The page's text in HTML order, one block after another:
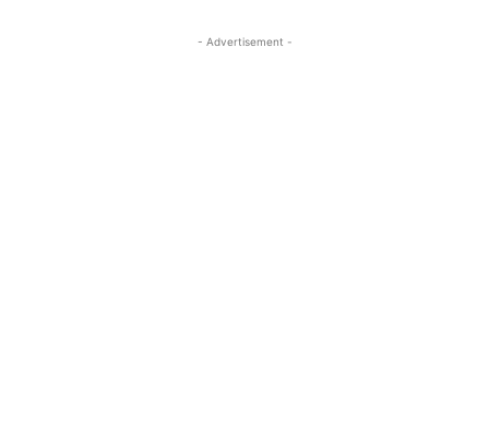
- Advertisement -